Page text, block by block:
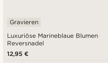
Luxuriöse Marineblaue Blumen
Reversnadel
Gravieren
12,95 €